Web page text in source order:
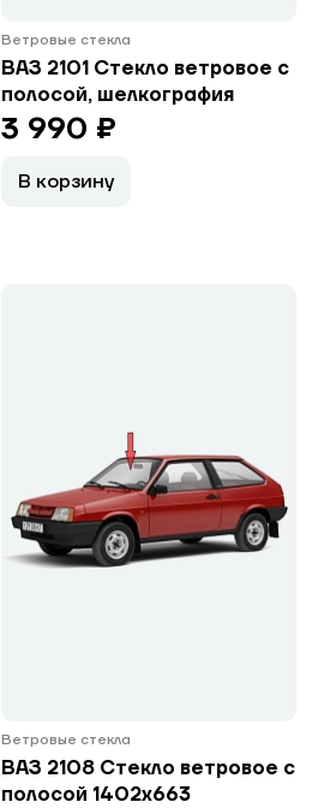
Ветровые стекла
ВАЗ 2101 Стекло ветровое с
полосой, шелкография
3 990 ₽
В корзину
Ветровые стекла
ВАЗ 2108 Стекло ветровое с
полосой 1402х663